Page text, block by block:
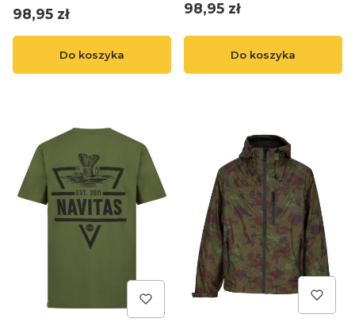
Cena
98,95 zł
Do koszyka
Cena
98,95 zł
Do koszyka